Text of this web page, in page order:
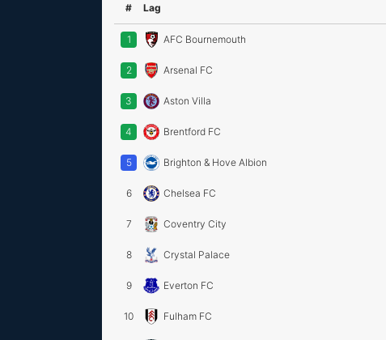
# Lag
1 AFC Bournemouth
2 Arsenal FC
3 Aston Villa
4 Brentford FC
5 Brighton & Hove Albion
6 Chelsea FC
7 Coventry City
8 Crystal Palace
9 Everton FC
10 Fulham FC